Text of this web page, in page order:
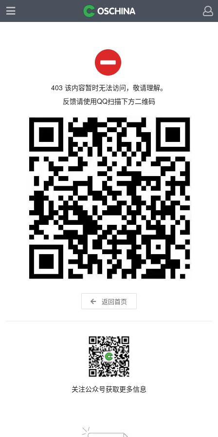
403 该内容暂时无法访问，敬请理解。
反馈请使用QQ扫描下方二维码
返回首页
关注公众号获取更多信息